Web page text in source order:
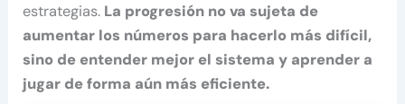
estrategias. La progresión no va sujeta de
aumentar los números para hacerlo más difícil,
sino de entender mejor el sistema y aprender a
jugar de forma aún más eficiente.